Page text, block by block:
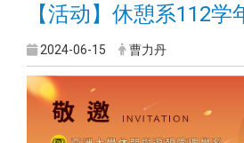
【活动】休憩系112学
2024-06-15 曹力丹